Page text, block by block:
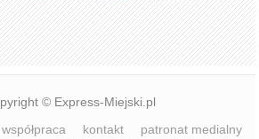
© Express-Miejski.pl
współpraca kontakt
patronat medialny